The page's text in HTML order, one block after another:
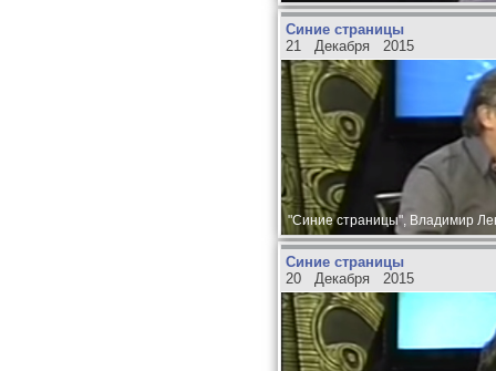
Синие страницы
21 Декабря 2015
"Синие страницы", Владимир
Синие страницы
20 Декабря 2015